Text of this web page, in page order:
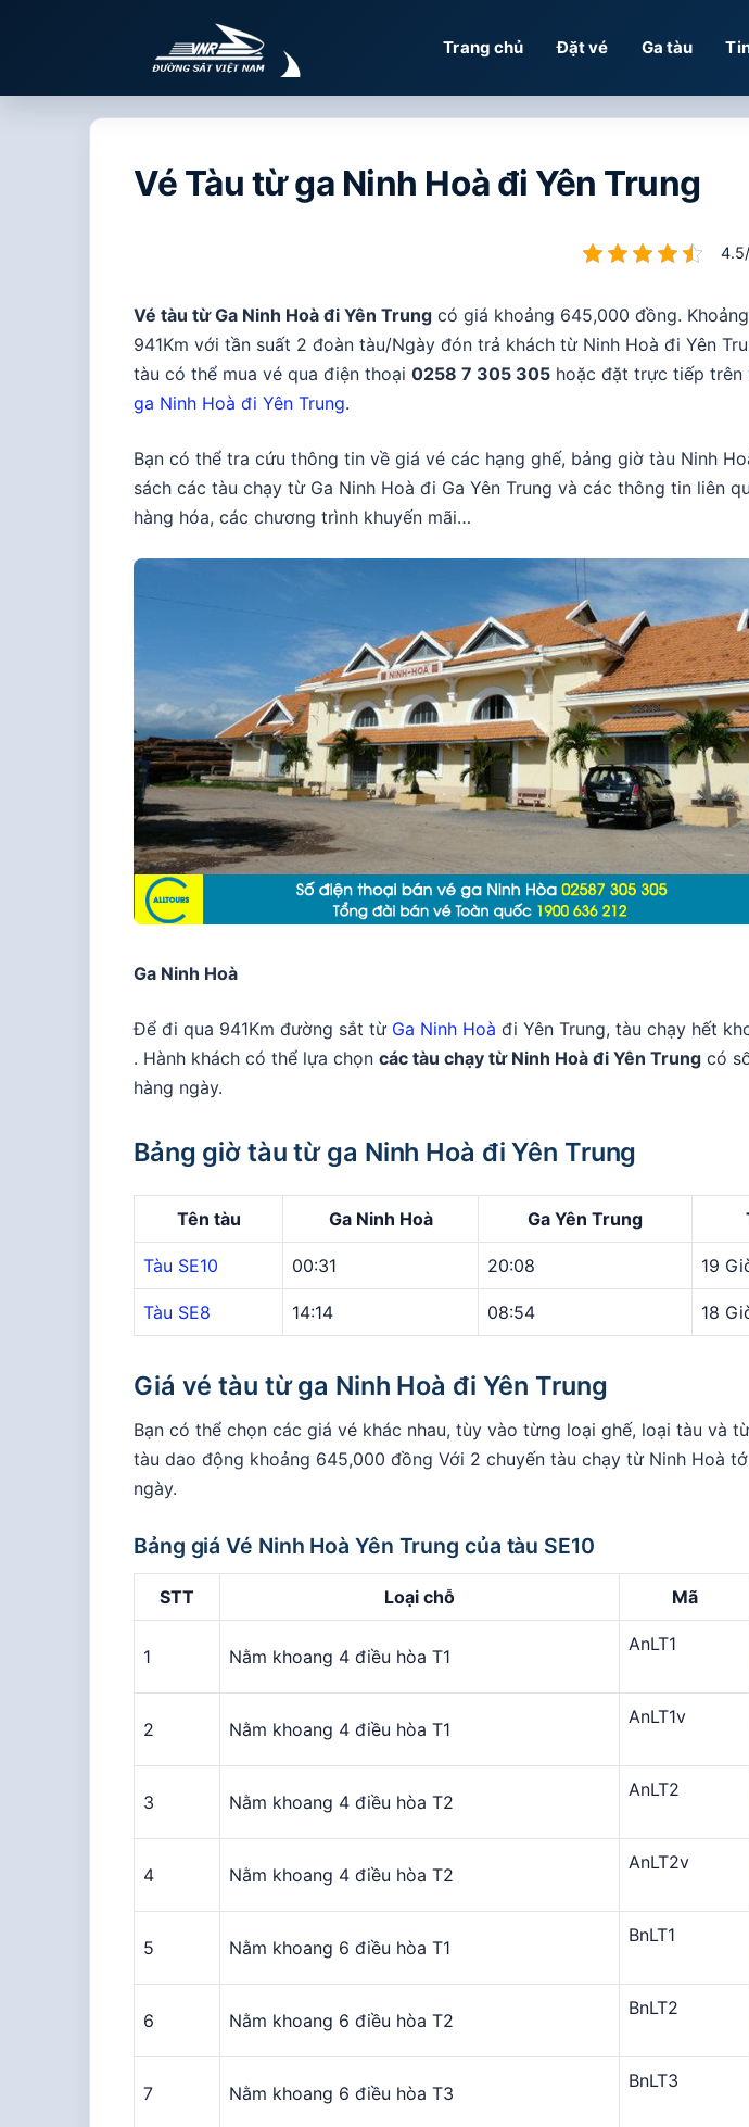
dung
Trang chủ Đặt vé Ga tàu
Vé Tàu từ ga Ninh Hoà đi Yên Trung
Vé tàu từ Ga Ninh Hoà đi Yên Trung có giá khoảng 645,000 đồng.
941Km với tần suất 2 đoàn tàu/Ngày đón trả khách từ Ninh Hoà đi Yên
tàu có thể mua vé qua điện thoại 0258 7 305 305 hoặc đặt trực tiếp trên
ga Ninh Hoà đi Yên Trung.
Bạn có thể tra cứu thông tin về giá vé các hạng ghế, bảng giờ tàu Ninh
sách các tàu chạy từ Ga Ninh Hoà đi Ga Yên Trung và các thông tin liên
hàng hóa, các chương trình khuyến mãi…
Ga Ninh Hoà
Để đi qua 941Km đường sắt từ Ga Ninh Hoà đi Yên Trung, tàu chạy hết
. Hành khách có thể lựa chọn các tàu chạy từ Ninh Hoà đi Yên Trung có
hàng ngày.
Bảng giờ tàu từ ga Ninh Hoà đi Yên Trung
Tên tàu Ga Ninh Hoà Ga Yên Trung
Tàu SE10 00:31 20:08 19
Tàu SE8 14:14 08:54 18
Giá vé tàu từ ga Ninh Hoà đi Yên Trung
Bạn có thể chọn các giá vé khác nhau, tùy vào từng loại ghế, loại tàu và
tàu dao động khoảng 645,000 đồng Với 2 chuyến tàu chạy từ Ninh Hoà
ngày.
Bảng giá Vé Ninh Hoà Yên Trung của tàu SE10
STT Loại chỗ Mã
1 Nằm khoang 4 điều hòa T1
AnLT1
2 Nằm khoang 4 điều hòa T1
AnLT1v
3 Nằm khoang 4 điều hòa T2
AnLT2
4 Nằm khoang 4 điều hòa T2
AnLT2v
5 Nằm khoang 6 điều hòa T1
BnLT1
6 Nằm khoang 6 điều hòa T2
BnLT2
7 Nằm khoang 6 điều hòa T3
BnLT3